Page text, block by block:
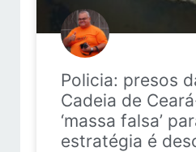
Policia: presos
Cadeia de
‘massa falsa’
estratégia é